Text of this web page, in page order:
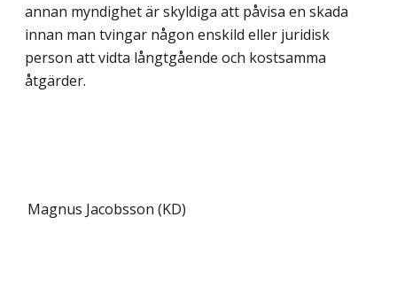
annan myndighet är skyldiga att påvisa en skada
innan man tvingar någon enskild eller juridisk
person att vidta långtgående och kostsamma
åtgärder.
Magnus Jacobsson (KD)